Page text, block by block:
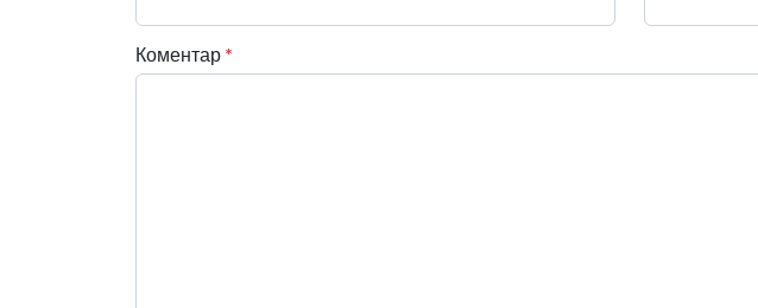
Коментар *